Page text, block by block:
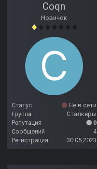
Coqn
Новичок
Статус
Не в сети
Группа
Сталкеры
Репутация
0
Сообщений
4
Регистрация
30.05.2023